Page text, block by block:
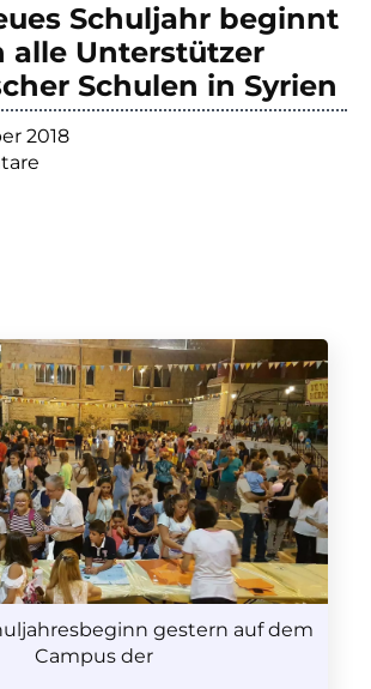
Schuljahr beginnt
alle Unterstützer
Schulen in Syrien
2018
gestern auf dem
Campus der